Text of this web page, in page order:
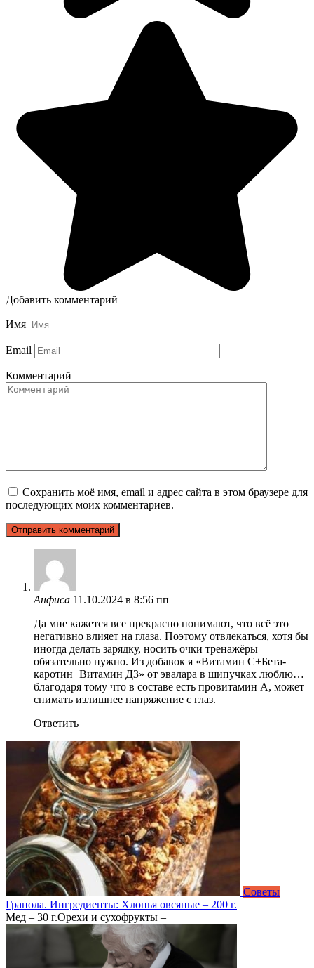
Добавить комментарий
Имя
Email
Комментарий
Сохранить моё имя, email и адрес сайта в этом браузере для
последующих моих комментариев.
Анфиса 11.10.2024 в 8:56 пп
Да мне кажется все прекрасно понимают, что всё это
негативно влияет на глаза. Поэтому отвлекаться, хотя бы
иногда делать зарядку, носить очки тренажёры
обязательно нужно. Из добавок я «Витамин С+Бета-
каротин+Витамин Д3» от эвалара в шипучках люблю…
благодаря тому что в составе есть провитамин А, может
снимать излишнее напряжение с глаз.
Ответить
Советы
Гранола. Ингредиенты: Хлопья овсяные – 200 г.
Мед – 30 г.Орехи и сухофрукты –